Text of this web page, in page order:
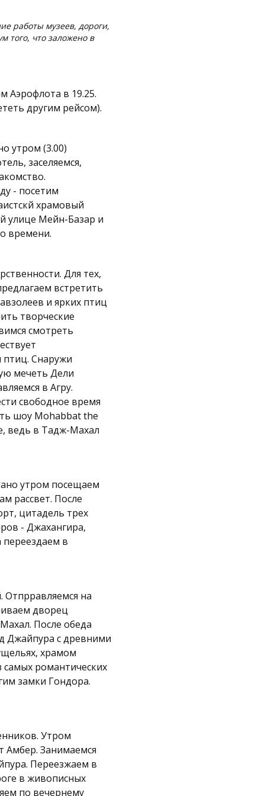
работы музеев, дороги,
того, что заложено в
Аэрофлота в 19.25.
другим рейсом).
утром (3.00)
заселяемся,
- посетим
храмовый
улице Мейн-Базар и
времени.
Для тех,
встретить
и ярких птиц
творческие
смотреть
птиц. Снаружи
мечеть Дели
в Агру.
свободное время
шоу Mohabbat the
ведь в Тадж-Махал
утром посещаем
рассвет. После
цитадель трех
- Джахангира,
в
на
дворец
После обеда
Джайпура с древними
храмом
романтических
замки Гондора.
Утром
Амбер. Занимаемся
Переезжаем в
в живописных
по вечернему